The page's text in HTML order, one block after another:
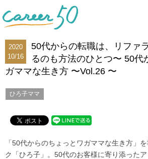
2020
10/16
50代からの転職は、リファ
るのも方法のひとつ〜 50代
ガママな生き方 〜Vol.26 〜
ひろ子ママ
「50代からのちょっとワガママな生き方」
ク「ひろ子」。 50代のお客様に寄り添った